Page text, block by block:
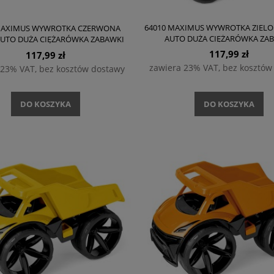
WYWROTKA CZERWONA
DUŻA CIĘŻARÓWKA ZABAWKI
OGRODOWE
117,99 zł
VAT, bez kosztów dostawy
DO KOSZYKA
64010 MAXIMUS WYWROTKA
AUTO DUŻA CIĘŻARÓWKA
OGRODOWE
117,99 zł
zawiera 23% VAT, bez
DO KOSZYKA